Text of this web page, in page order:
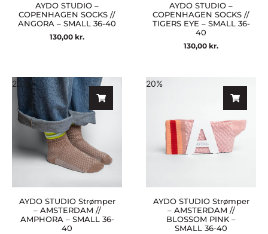
AYDO STUDIO –
COPENHAGEN SOCKS //
ANGORA – SMALL 36-40
130,00 kr.
AYDO STUDIO –
COPENHAGEN SOCKS //
TIGERS EYE – SMALL 36-
40
130,00 kr.
20%
AYDO STUDIO Strømper
– AMSTERDAM //
AMPHORA – SMALL 36-
40
20%
AYDO STUDIO Strømper
– AMSTERDAM //
BLOSSOM PINK –
SMALL 36-40